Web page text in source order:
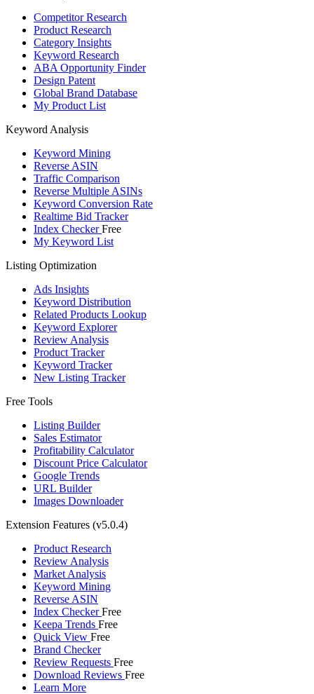
Competitor Research
Product Research
Category Insights
Keyword Research
ABA Opportunity Finder
Design Patent
Global Brand Database
My Product List
Keyword Analysis
Keyword Mining
Reverse ASIN
Traffic Comparison
Reverse Multiple ASINs
Keyword Conversion Rate
Realtime Bid Tracker
Index CheckerFree
My Keyword List
Listing Optimization
Ads Insights
Keyword Distribution
Related Products Lookup
Keyword Explorer
Review Analysis
Product Tracker
Keyword Tracker
New Listing Tracker
Free Tools
Listing Builder
Sales Estimator
Profitability Calculator
Discount Price Calculator
Google Trends
URL Builder
Images Downloader
Extension Features (v5.0.4)
Product Research
Review Analysis
Market Analysis
Keyword Mining
Reverse ASIN
Index CheckerFree
Keepa Trends Free
Quick View Free
Brand Checker
Review Requests Free
Download Reviews Free
Learn More